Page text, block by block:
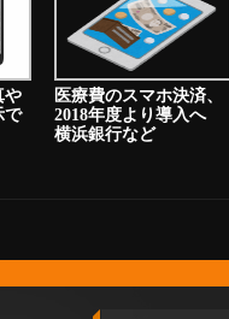
や
で
医療費のスマホ決済、
2018年度より導入へ
横浜銀行など